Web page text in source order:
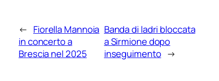
← Fiorella Mannoia
in concerto a
Brescia nel 2025
Banda di ladri bloccata
a Sirmione dopo
inseguimento →